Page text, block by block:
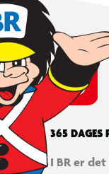
365 DAGES
I BR er